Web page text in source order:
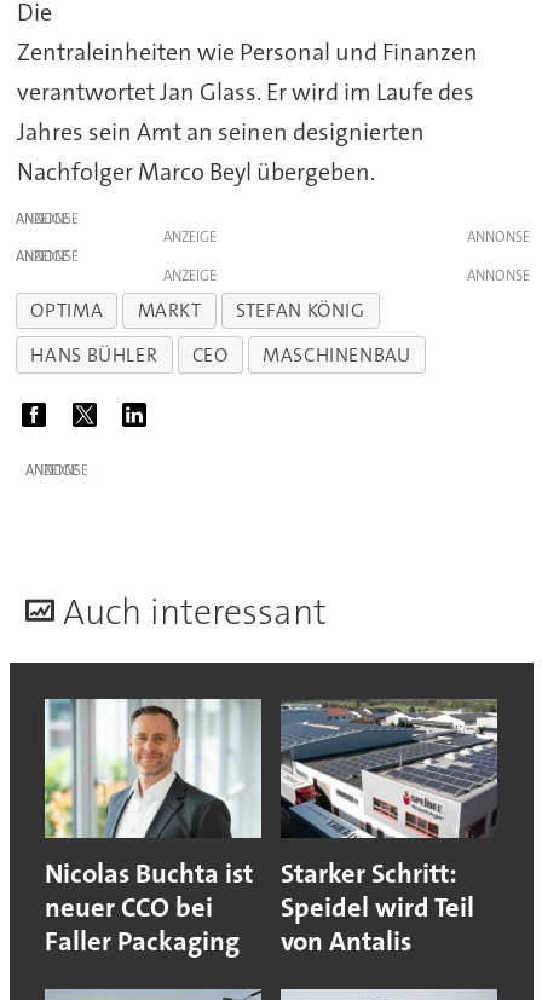
Die
Zentraleinheiten wie Personal und Finanzen
verantwortet Jan Glass. Er wird im Laufe des
Jahres sein Amt an seinen designierten
Nachfolger Marco Beyl übergeben.
ANZEIGE
ANZEIGE
ANZEIGE
ANZEIGE
OPTIMA MARKT
STEFAN KÖNIG
HANS BÜHLER
CEO MASCHINENBAU
ANZEIGE
Auch interessant
Nicolas Buchta ist
neuer CCO bei
Faller Packaging
Starker Schritt:
Speidel wird Teil
von Antalis